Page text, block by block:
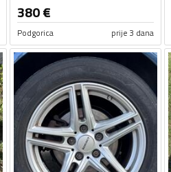
380€
Podgorica prije 3 dana